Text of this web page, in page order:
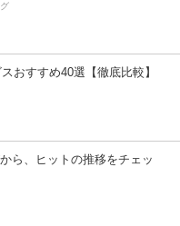
おすすめ40選【徹底比較】
ら、ヒットの推移をチェッ